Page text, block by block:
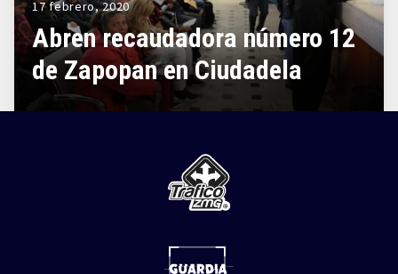
17 febrero, 2020
Abren recaudadora número 12
de Zapopan en Ciudadela